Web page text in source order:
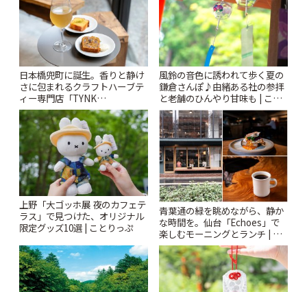
日本橋兜町に誕生。香りと静け
さに包まれるクラフトハーブテ
ィー専門店「TYNK
Kabutocho」 | ことりっぷ
風鈴の音色に誘われて歩く夏の
鎌倉さんぽ♪由緒ある社の参拝
と老舗のひんやり甘味も | こと
りっぷ
上野「大ゴッホ展 夜のカフェテ
ラス」で見つけた、オリジナル
限定グッズ10選 | ことりっぷ
青葉通の緑を眺めながら、静か
な時間を。仙台「Echoes」で
楽しむモーニングとランチ | こ
とりっぷ